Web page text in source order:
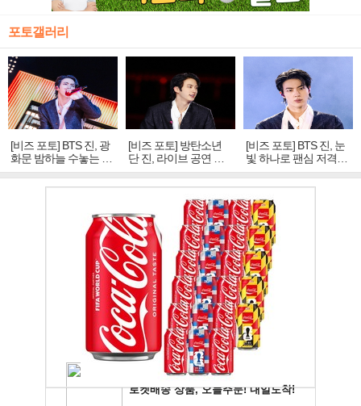
포토갤러리
[비즈 포토] BTS 진, 광
화문 밤하늘 수놓는 '비
주얼 킹'의 열창
[비즈 포토] 방탄소년
단 진, 라이브 공연 중
빛나는 독보적 아우라
[비즈 포토] BTS 진, 눈
빛 하나로 팬심 저격…
독보적 카리스마